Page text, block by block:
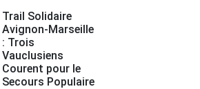
Trail Solidaire
Avignon-Marseille
: Trois
Vauclusiens
Courent pour le
Secours Populaire